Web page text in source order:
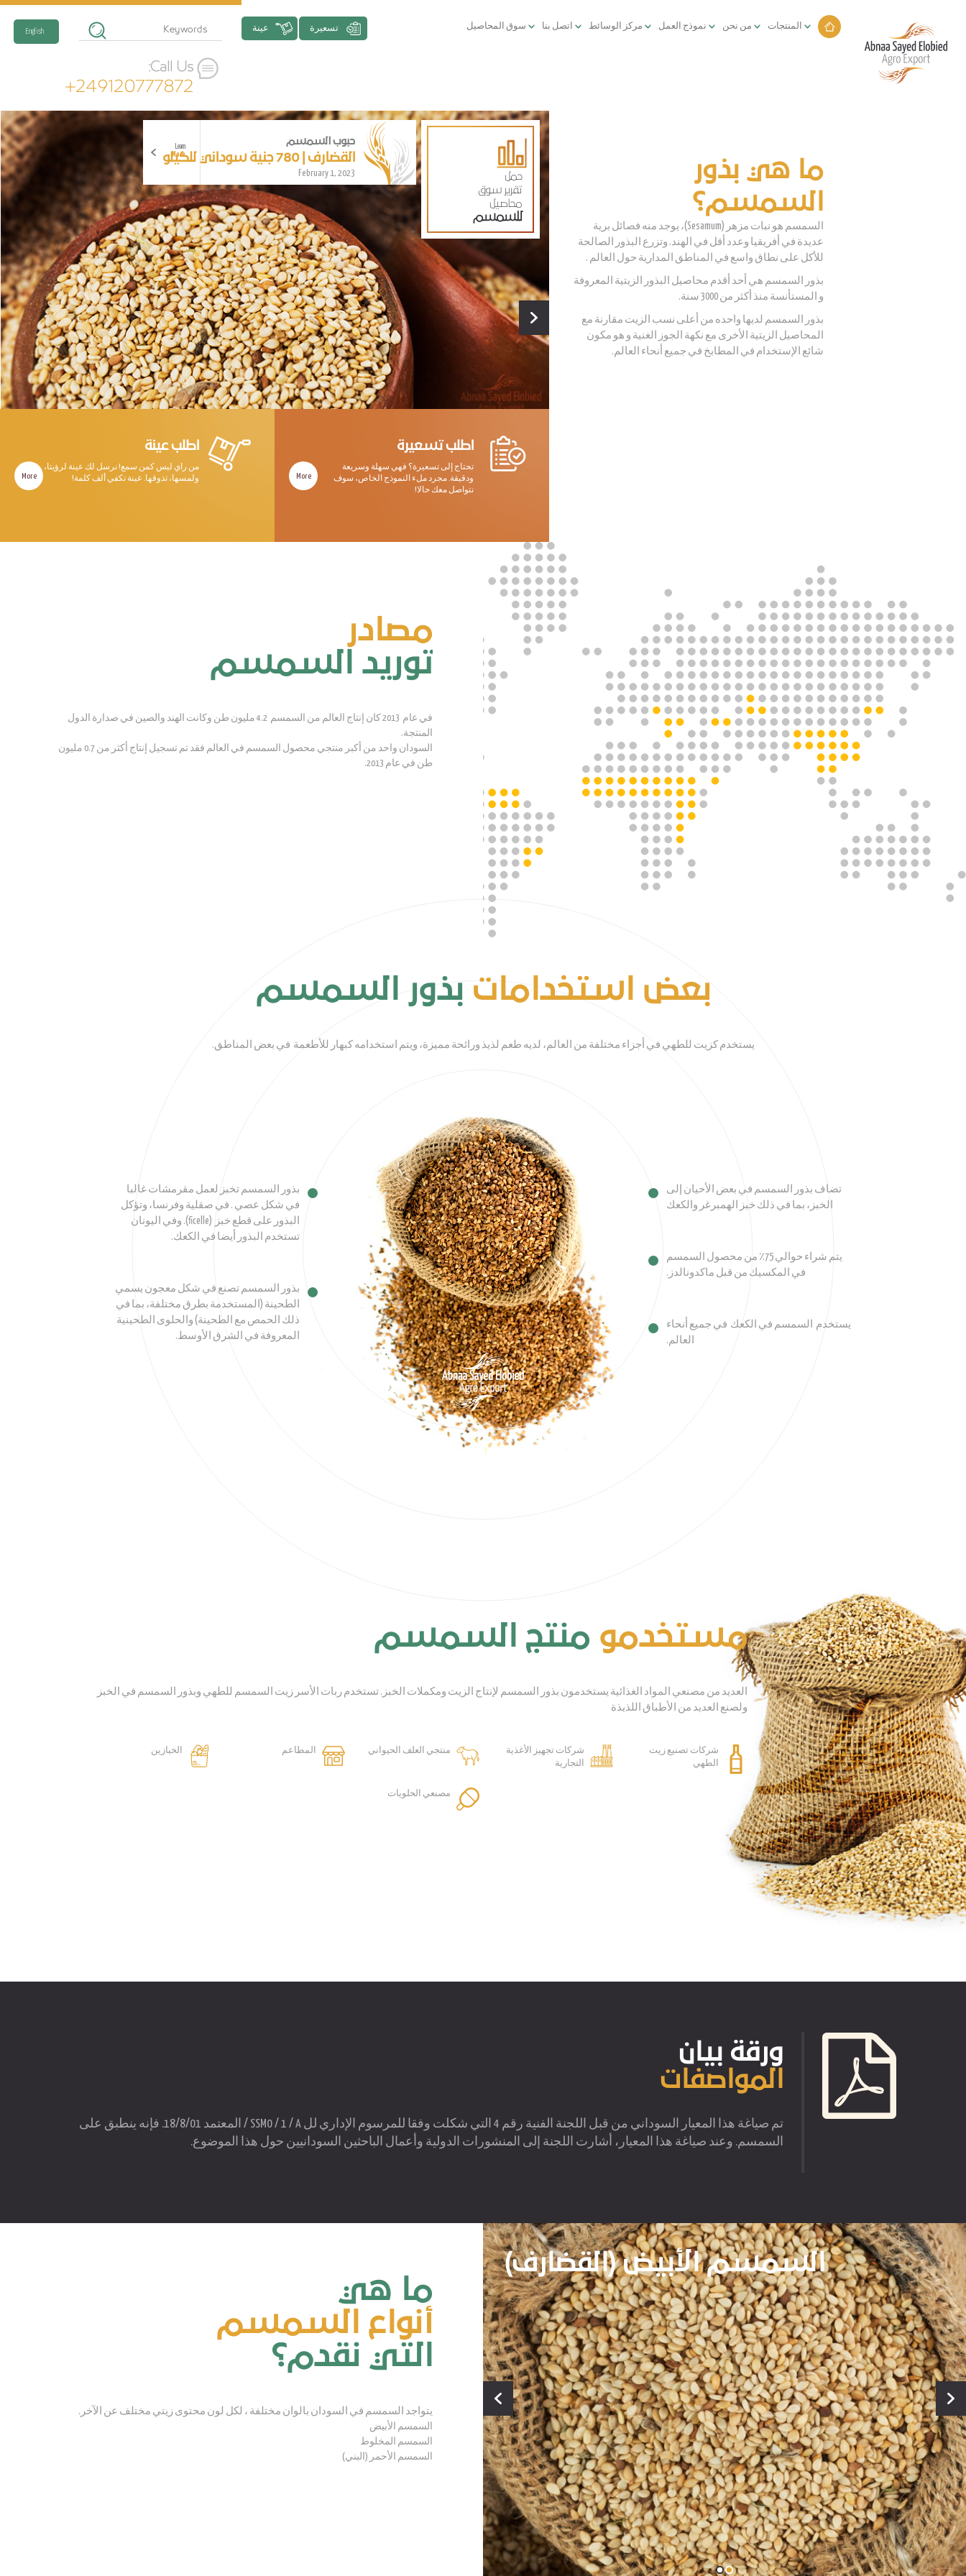
المنتجات من نحن نموذج العمل مركز الوسائط اتصل بنا سوق المحاصيل تسعيرة عينة English
Call Us:
+249120777872
حمل
تقرير سوق
محاصيل
للسمسم
حبوب السمسم
القضارف | 780 جنية سوداني للكيلو
February 1, 2023
Learn
More
اطلب تسعيرة
تحتاج إلى تسعيرة؟ فهي سهلة وسريعة
ودقيقة. مجرد ملء النموذج الخاص، سوف
نتواصل معك حالا!
More
اطلب عينة
من راي ليس كمن سمع! نرسل لك عينة لرؤيتا،
ولمسها، تذوقها. عينة تكفي ألف كلمة!
More
ما هيبذور
السمسم؟
السمسم هو نبات مزهر (Sesamum)، يوجد منه فصائل برية
عديدة في أفريقيا وعدد أقل في الهند. وتزرع البذور الصالحة
للأكل على نطاق واسع في المناطق المدارية حول العالم .
بذور السمسم هي أحد أقدم محاصيل البذور الزيتية المعروفة
و المستأنسة منذ أكثر من 3000 سنة.
بذور السمسم لديها واحده من أعلى نسب الزيت مقارنة مع
المحاصيل الزيتية الأخرى مع نكهة الجوز الغنية و هو مكون
شائع الإستخدام في المطابخ في جميع أنحاء العالم.
مصادر
توريد السمسم
في عام 2013 كان إنتاج العالم من السمسم 4.2 مليون طن وكانت الهند والصين في صدارة الدول
المنتجة.
السودان واحد من أكبر منتجي محصول السمسم في العالم فقد تم تسجيل إنتاج أكثر من 0.7 مليون
طن في عام 2013.
بعض استخدامات بذور السمسم
يستخدم كزيت للطهي في أجزاء مختلفة من العالم، لديه طعم لذيذ ورائحة مميزة، ويتم استخدامه كبهار للأطعمة في بعض المناطق.
تضاف بذور السمسم في بعض الأحيان إلى
الخبز، بما في ذلك خبز الهمبرغر والكعك
يتم شراء حوالي 75٪ من محصول السمسم
في المكسيك من قبل ماكدونالدز.
يستخدم السمسم في الكعك في جميع أنحاء
العالم.
بذور السمسم تخبز لعمل مقرمشات غالبا
في شكل عصي . في صقلية وفرنسا، وتؤكل
البذور على قطع خبز (ficelle). وفي اليونان
تستخدم البذور أيضا في الكعك.
بذور السمسم تصنع في شكل معجون يسمي
الطحينة (المستخدمة بطرق مختلفة، بما في
ذلك الحمص مع الطحينة) والحلوى الطحينية
المعروفة في الشرق الأوسط.
مستخدمو منتج السمسم
العديد من مصنعي المواد الغذائية يستخدمون بذور السمسم لإنتاج الزيت ومكملات الخبز. تستخدم ربات الأسر زيت السمسم للطهي وبذور السمسم في الخبز
ولصنع العديد من الأطباق اللذيذة
شركات تصنيع زيت
الطهي
شركات تجهيز الأغذية
التجارية
منتجي العلف الحيواني المطاعم الخبازين
مصنعي الحلويات
ورقة بيان
المواصفات
تم صياغة هذا المعيار السوداني من قبل اللجنة الفنية رقم 4 التي شكلت وفقا للمرسوم الإداري لل SSM0 / 1 / A / المعتمد 18/8/01. فإنه ينطبق على
السمسم. وعند صياغة هذا المعيار، أشارت اللجنة إلى المنشورات الدولية وأعمال الباحثين السودانيين حول هذا الموضوع.
السمسم البني (الأحمر)
ما هي
أنواع السمسم
التي نقدم؟
يتواجد السمسم في السودان بالوان مختلفة ، لكل لون محتوى زيتي مختلف عن الآخر.
السمسم الأبيض
السمسم المخلوط
السمسم الأحمر (البني)